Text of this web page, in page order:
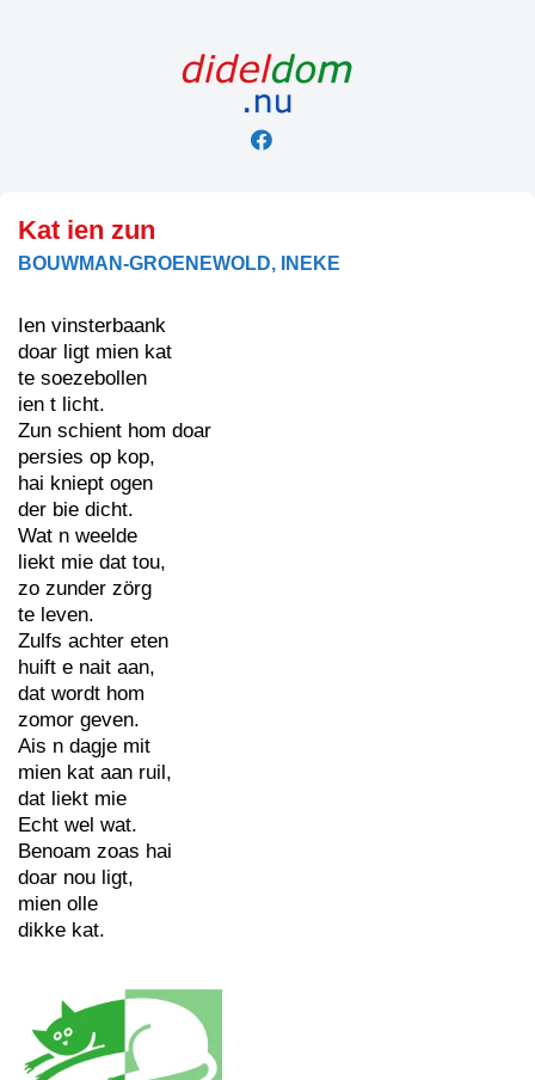
Kat ien zun
BOUWMAN-GROENEWOLD, INEKE
Ien vinsterbaank
doar ligt mien kat
te soezebollen
ien t licht.
Zun schient hom doar
persies op kop,
hai kniept ogen
der bie dicht.
Wat n weelde
liekt mie dat tou,
zo zunder zörg
te leven.
Zulfs achter eten
huift e nait aan,
dat wordt hom
zomor geven.
Ais n dagje mit
mien kat aan ruil,
dat liekt mie
Echt wel wat.
Benoam zoas hai
doar nou ligt,
mien olle
dikke kat.